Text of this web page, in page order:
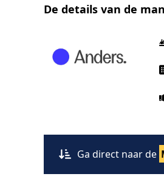
De details van de
Ga direct naar de